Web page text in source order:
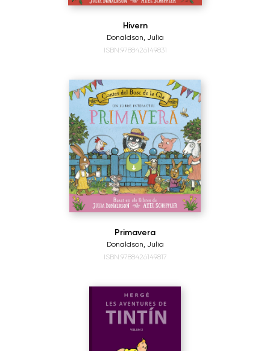
Hivern
Donaldson, Julia
ISBN:9788426149831
Primavera
Donaldson, Julia
ISBN:9788426149817